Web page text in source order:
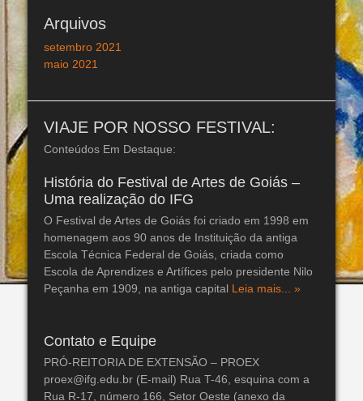
Arquivos
setembro 2021
maio 2021
VIAJE POR NOSSO FESTIVAL:
Conteúdos Em Destaque:
História do Festival de Artes de Goiás –
Uma realização do IFG
O Festival de Artes de Goiás foi criado em 1998 em
homenagem aos 90 anos de Instituição da antiga
Escola Técnica Federal de Goiás, criada como
Escola de Aprendizes e Artífices pelo presidente Nilo
Peçanha em 1909, na antiga capital Leia mais... »
Contato e Equipe
PRÓ-REITORIA DE EXTENSÃO – PROEX
proex@ifg.edu.br (E-mail) Rua T-46, esquina com a
Rua R-17, número 166, Setor Oeste (anexo da